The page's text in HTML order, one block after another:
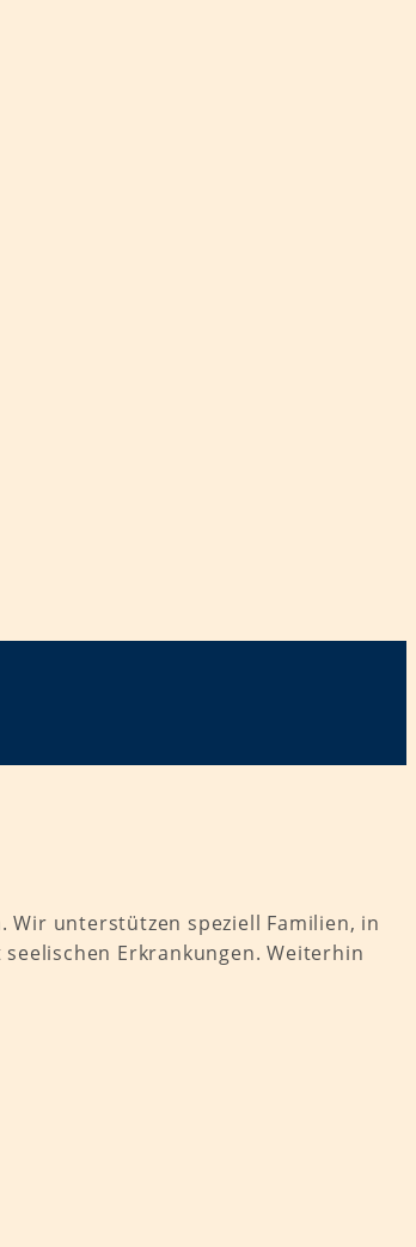
Wir unterstützen speziell Familien, in
Erkrankungen. Weiterhin